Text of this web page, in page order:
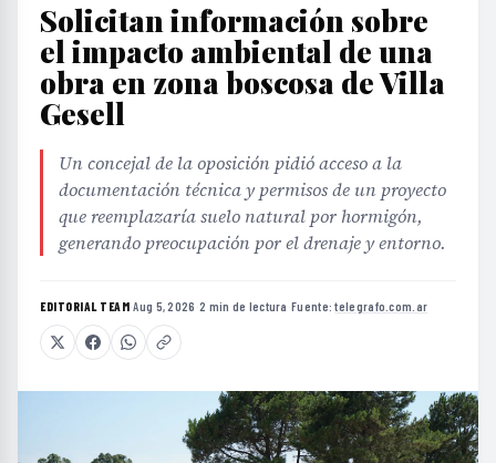
Solicitan información sobre
el impacto ambiental de una
obra en zona boscosa de Villa
Gesell
Un concejal de la oposición pidió acceso a la
documentación técnica y permisos de un proyecto
que reemplazaría suelo natural por hormigón,
generando preocupación por el drenaje y entorno.
EDITORIAL TEAM·Aug 5, 2026 ·2 min de lectura ·Fuente:telegrafo.com.ar